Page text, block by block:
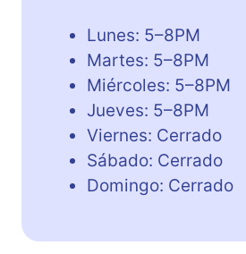
Lunes: 5–8PM
Martes: 5–8PM
Miércoles: 5–8PM
Jueves: 5–8PM
Viernes: Cerrado
Sábado: Cerrado
Domingo: Cerrado